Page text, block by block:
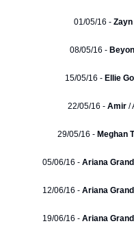
01/05/16 - Zayn
08/05/16 -
15/05/16 - Ellie
22/05/16 - Amir /
29/05/16 - Meghan
05/06/16 - Ariana
12/06/16 - Ariana
19/06/16 - Ariana